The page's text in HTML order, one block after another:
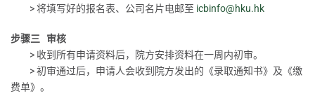
> 将填写好的报名表、公司名片电邮至 icbinfo@hku.hk
步骤三 审核
> 收到所有申请资料后，院方安排资料在一周内初审。
> 初审通过后，申请人会收到院方发出的《录取通知书》及《缴
费单》。